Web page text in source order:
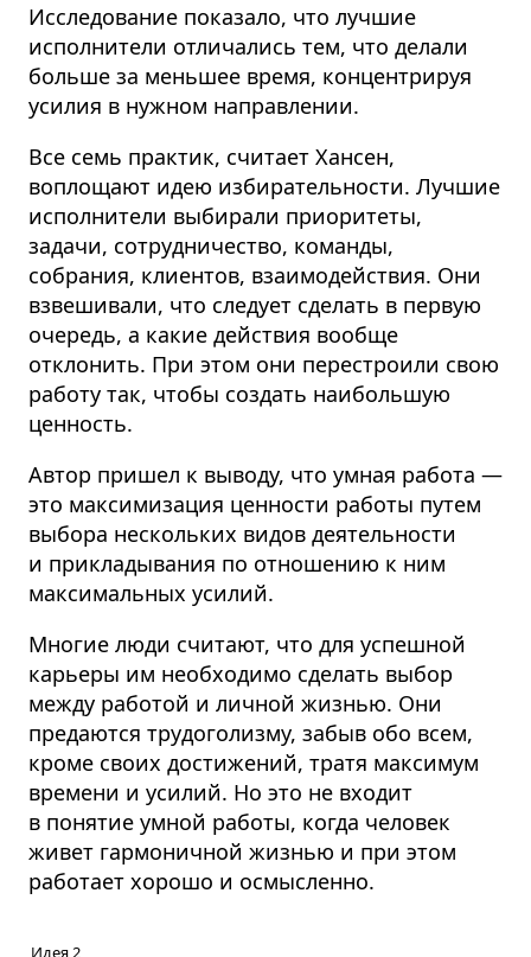
Исследование показало, что лучшие
исполнители отличались тем, что делали
больше за меньшее время, концентрируя
усилия в нужном направлении.
Все семь практик, считает Хансен,
воплощают идею избирательности. Лучшие
исполнители выбирали приоритеты,
задачи, сотрудничество, команды,
собрания, клиентов, взаимодействия. Они
взвешивали, что следует сделать в первую
очередь, а какие действия вообще
отклонить. При этом они перестроили свою
работу так, чтобы создать наибольшую
ценность.
Автор пришел к выводу, что умная работа —
это максимизация ценности работы путем
выбора нескольких видов деятельности
и прикладывания по отношению к ним
максимальных усилий.
Многие люди считают, что для успешной
карьеры им необходимо сделать выбор
между работой и личной жизнью. Они
предаются трудоголизму, забыв обо всем,
кроме своих достижений, тратя максимум
времени и усилий. Но это не входит
в понятие умной работы, когда человек
живет гармоничной жизнью и при этом
работает хорошо и осмысленно.
Идея 2